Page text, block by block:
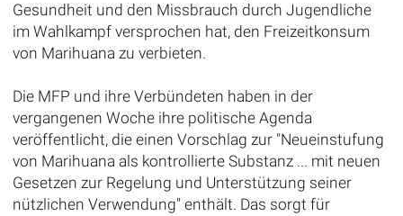
Gesundheit und den Missbrauch durch Jugendliche
im Wahlkampf versprochen hat, den Freizeitkonsum
von Marihuana zu verbieten.
Die MFP und ihre Verbündeten haben in der
vergangenen Woche ihre politische Agenda
veröffentlicht, die einen Vorschlag zur "Neueinstufung
von Marihuana als kontrollierte Substanz ... mit neuen
Gesetzen zur Regelung und Unterstützung seiner
nützlichen Verwendung" enthält. Das sorgt für